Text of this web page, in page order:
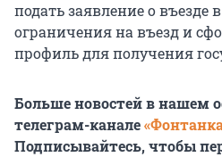
подать заявление о въезде
ограничения на въезд и
профиль для получения
Больше новостей в нашем
телеграм-канале
Подписывайтесь, чтобы